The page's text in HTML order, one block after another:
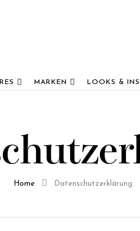
MARKEN LOOKS &
Home Datenschutzerklärung